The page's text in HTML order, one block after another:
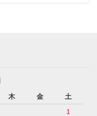
木 金
土
1